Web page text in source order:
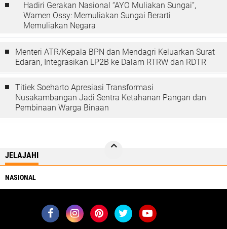
Hadiri Gerakan Nasional “AYO Muliakan Sungai”,
Wamen Ossy: Memuliakan Sungai Berarti
Memuliakan Negara
Menteri ATR/Kepala BPN dan Mendagri Keluarkan Surat
Edaran, Integrasikan LP2B ke Dalam RTRW dan RDTR
Titiek Soeharto Apresiasi Transformasi
Nusakambangan Jadi Sentra Ketahanan Pangan dan
Pembinaan Warga Binaan
JELAJAHI
NASIONAL